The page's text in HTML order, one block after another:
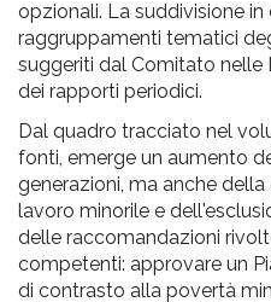
opzionali. La suddivisione
raggruppamenti tematici
suggeriti dal Comitato nelle
dei rapporti periodici.
Dal quadro tracciato nel
fonti, emerge un aumento
generazioni, ma anche
lavoro minorile e
delle raccomandazioni
competenti: approvare un
di contrasto alla povertà